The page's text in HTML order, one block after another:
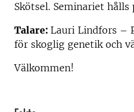
Skötsel. Seminariet hålls
Talare: Lauri Lindfors –
för skoglig genetik och
Välkommen!